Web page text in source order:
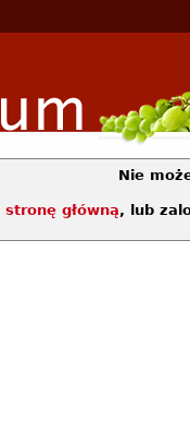
Nie
stronę główną, lub